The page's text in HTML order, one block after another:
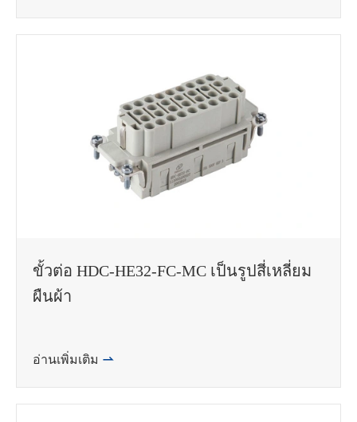
ขั้วต่อ HDC-HE32-FC-MC เป็นรูปสี่เหลี่ยม
ผืนผ้า
อ่านเพิ่มเติม 